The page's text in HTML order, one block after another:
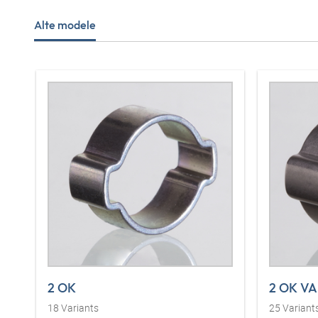
Alte modele
2 OK
18 Variants
2 OK VA
25